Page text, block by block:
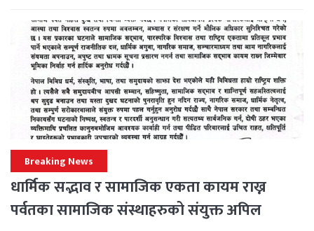
जनाएको छ। भ्रमणका क्रममा विश्व [...]
Breaking News
धार्मिक सद्भाव र सामाजिक एकता कायम राख्न
पर्वतका सामाजिक संस्थाहरुको संयुक्त अपिल